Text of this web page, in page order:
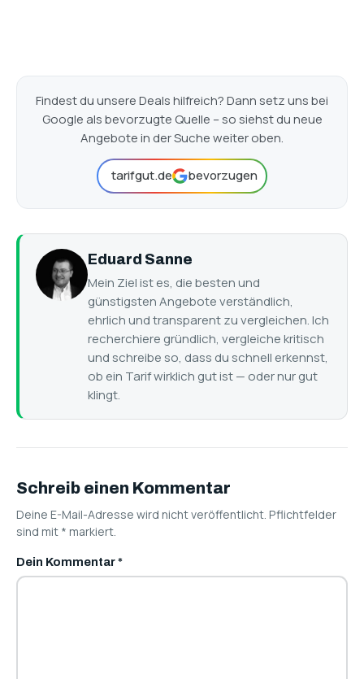
Findest du unsere Deals hilfreich? Dann setz uns bei
Google als bevorzugte Quelle – so siehst du neue
Angebote in der Suche weiter oben.
tarifgut.de bevorzugen
Eduard Sanne
Mein Ziel ist es, die besten und
günstigsten Angebote verständlich,
ehrlich und transparent zu vergleichen. Ich
recherchiere gründlich, vergleiche kritisch
und schreibe so, dass du schnell erkennst,
ob ein Tarif wirklich gut ist — oder nur gut
klingt.
Schreib einen Kommentar
Deine E-Mail-Adresse wird nicht veröffentlicht. Pflichtfelder
sind mit * markiert.
Dein Kommentar*